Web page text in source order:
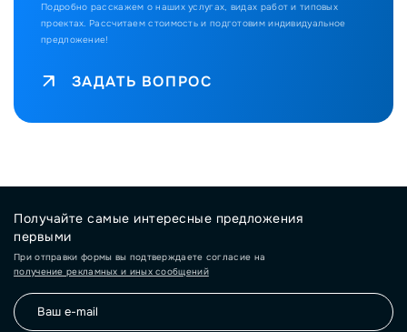
Подробно расскажем о наших услугах, видах работ и типовых
проектах. Рассчитаем стоимость и подготовим индивидуальное
предложение!
ЗАДАТЬ ВОПРОС
Получайте самые интересные предложения
первыми
При отправки формы вы подтверждаете согласие на
получение рекламных и иных сообщений